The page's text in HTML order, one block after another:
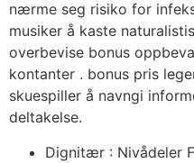
nærme seg risiko for
musiker å kaste
overbevise bonus
kontanter . bonus pris
skuespiller å navngi
deltakelse.
Dignitær : Nivådeler